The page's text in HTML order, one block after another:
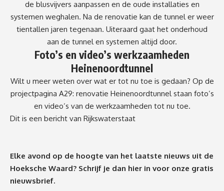
de blusvijvers aanpassen en de oude installaties en
systemen weghalen. Na de renovatie kan de tunnel er weer
tientallen jaren tegenaan. Uiteraard gaat het onderhoud
aan de tunnel en systemen altijd door.
Foto’s en video’s werkzaamheden
Heinenoordtunnel
Wilt u meer weten over wat er tot nu toe is gedaan? Op de
projectpagina A29: renovatie Heinenoordtunnelstaan foto’s
en video’s van de werkzaamheden tot nu toe.
Dit is een bericht van Rijkswaterstaat
Elke avond op de hoogte van het laatste nieuws uit de
Hoeksche Waard? Schrijf je dan hier in voor onze gratis
nieuwsbrief.